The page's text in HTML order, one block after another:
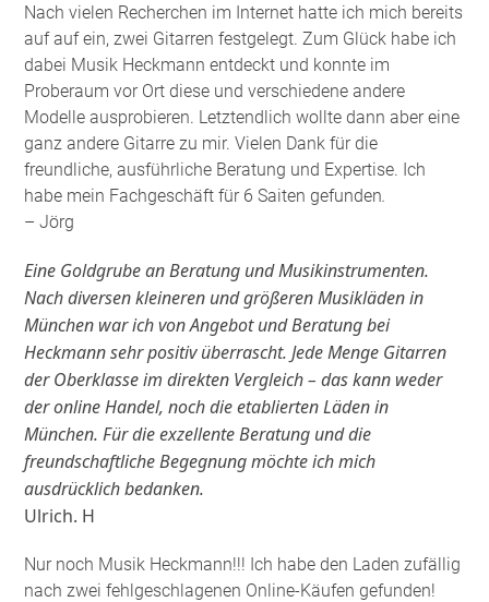
Nach vielen Recherchen im Internet hatte ich mich bereits
auf auf ein, zwei Gitarren festgelegt. Zum Glück habe ich
dabei Musik Heckmann entdeckt und konnte im
Proberaum vor Ort diese und verschiedene andere
Modelle ausprobieren. Letztendlich wollte dann aber eine
ganz andere Gitarre zu mir. Vielen Dank für die
freundliche, ausführliche Beratung und Expertise. Ich
habe mein Fachgeschäft für 6 Saiten gefunden
– Jörg
Eine Goldgrube an Beratung und Musikinstrumenten.
Nach diversen kleineren und größeren Musikläden in
München war ich von Angebot und Beratung bei
Heckmann sehr positiv überrascht. Jede Menge Gitarren
der Oberklasse im direkten Vergleich – das kann weder
der online Handel, noch die etablierten Läden in
München. Für die exzellente Beratung und die
freundschaftliche Begegnung möchte ich mich
ausdrücklich bedanken.
Ulrich. H
Nur noch Musik Heckmann!!! Ich habe den Laden zufällig
nach zwei fehlgeschlagenen Online-Käufen gefunden!